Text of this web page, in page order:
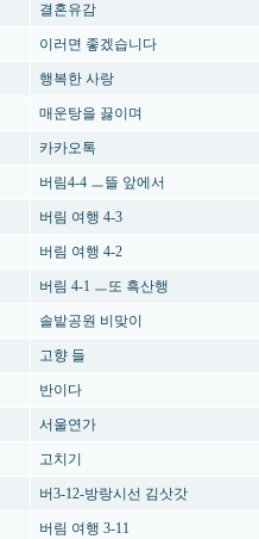
결혼유감
이러면 좋겠습니다
행복한 사랑
매운탕을 끓이며
카카오톡
버림4-4 ㅡ뜰 앞에서
버림 여행 4-3
버림 여행 4-2
버림 4-1 ㅡ또 흑산행
솔밭공원 비맞이
고향 들
반이다
서울연가
고치기
버3-12-방랑시선 김삿갓
버림 여행 3-11